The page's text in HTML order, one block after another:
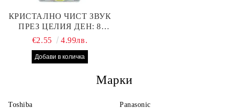
КРИСТАЛНО ЧИСТ ЗВУК
ПРЕЗ ЦЕЛИЯ ДЕН: 8
БРОЯ RAYOVAC EXTRA
АПАРАТ
€2.55 4.99лв.
Марки
Toshiba Panasonic